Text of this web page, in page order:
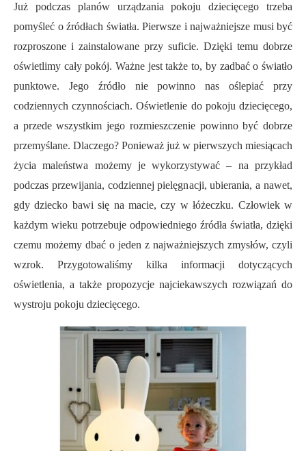
Już podczas planów urządzania pokoju dziecięcego trzeba
pomyśleć o źródłach światła. Pierwsze i najważniejsze musi być
rozproszone i zainstalowane przy suficie. Dzięki temu dobrze
oświetlimy cały pokój. Ważne jest także to, by zadbać o światło
punktowe. Jego źródło nie powinno nas oślepiać przy
codziennych czynnościach. Oświetlenie do pokoju dziecięcego,
a przede wszystkim jego rozmieszczenie powinno być dobrze
przemyślane. Dlaczego? Ponieważ już w pierwszych miesiącach
życia maleństwa możemy je wykorzystywać – na przykład
podczas przewijania, codziennej pielęgnacji, ubierania, a nawet,
gdy dziecko bawi się na macie, czy w łóżeczku. Człowiek w
każdym wieku potrzebuje odpowiedniego źródła światła, dzięki
czemu możemy dbać o jeden z najważniejszych zmysłów, czyli
wzrok. Przygotowaliśmy kilka informacji dotyczących
oświetlenia, a także propozycje najciekawszych rozwiązań do
wystroju pokoju dziecięcego.